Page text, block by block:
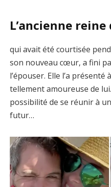
L’ancienne
qui avait été courtisée
son nouveau cœur, a fini
l’épouser. Elle l’a
tellement amoureuse de
possibilité de se réunir à
futur…